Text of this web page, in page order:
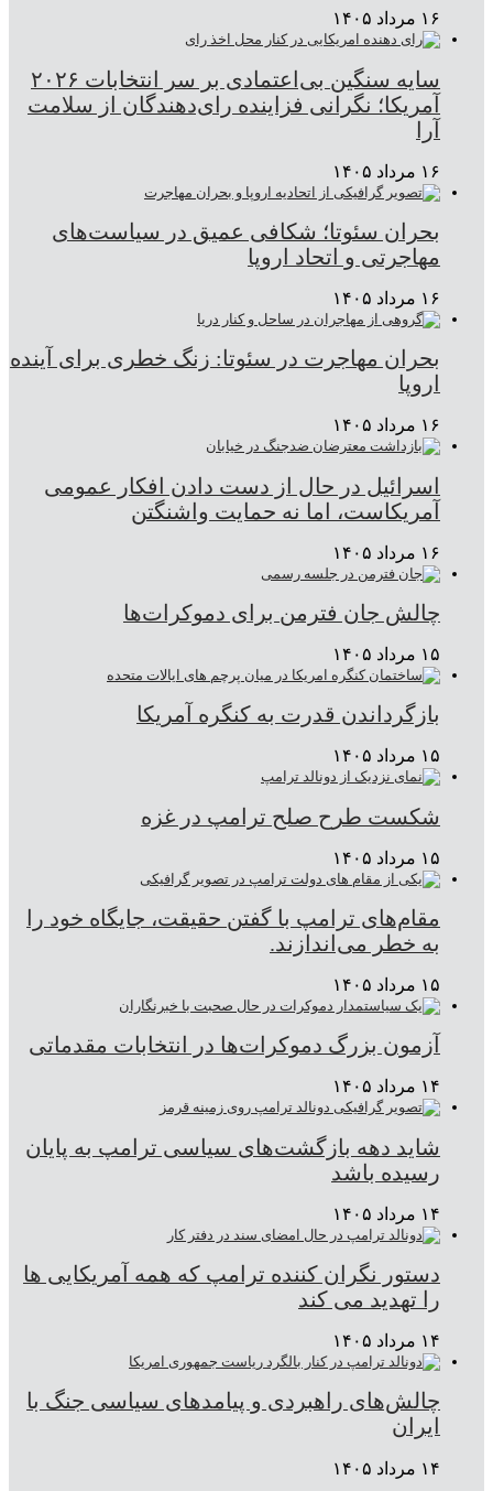
۱۶ مرداد ۱۴۰۵
سایه سنگین بی‌اعتمادی بر سر انتخابات ۲۰۲۶
آمریکا؛ نگرانی فزاینده رای‌دهندگان از سلامت
آرا
۱۶ مرداد ۱۴۰۵
بحران سئوتا؛ شکافی عمیق در سیاست‌های
مهاجرتی و اتحاد اروپا
۱۶ مرداد ۱۴۰۵
بحران مهاجرت در سئوتا: زنگ خطری برای آینده
اروپا
۱۶ مرداد ۱۴۰۵
اسرائیل در حال از دست دادن افکار عمومی
آمریکاست، اما نه حمایت واشنگتن
۱۶ مرداد ۱۴۰۵
چالش جان فترمن برای دموکرات‌ها
۱۵ مرداد ۱۴۰۵
بازگرداندن قدرت به کنگره آمریکا
۱۵ مرداد ۱۴۰۵
شکست طرح صلح ترامپ در غزه
۱۵ مرداد ۱۴۰۵
مقام‌های ترامپ با گفتن حقیقت، جایگاه خود را
به خطر می‌اندازند.
۱۵ مرداد ۱۴۰۵
آزمون بزرگ دموکرات‌ها در انتخابات مقدماتی
۱۴ مرداد ۱۴۰۵
شاید دهه بازگشت‌های سیاسی ترامپ به پایان
رسیده باشد
۱۴ مرداد ۱۴۰۵
دستور نگران کننده ترامپ که همه آمریکایی ها
را تهدید می کند
۱۴ مرداد ۱۴۰۵
چالش‌های راهبردی و پیامدهای سیاسی جنگ با
ایران
۱۴ مرداد ۱۴۰۵